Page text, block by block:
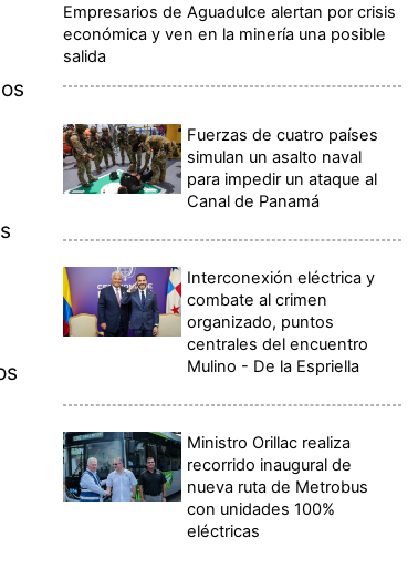
Empresarios de Aguadulce alertan por crisis
económica y ven en la minería una posible
salida
Fuerzas de cuatro países
simulan un asalto naval
para impedir un ataque al
Canal de Panamá
Interconexión eléctrica y
combate al crimen
organizado, puntos
centrales del encuentro
Mulino - De la Espriella
Ministro Orillac realiza
recorrido inaugural de
nueva ruta de Metrobus
con unidades 100%
eléctricas